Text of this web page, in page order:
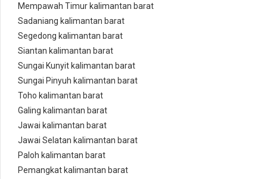
Mempawah Timur kalimantan barat
Sadaniang kalimantan barat
Segedong kalimantan barat
Siantan kalimantan barat
Sungai Kunyit kalimantan barat
Sungai Pinyuh kalimantan barat
Toho kalimantan barat
Galing kalimantan barat
Jawai kalimantan barat
Jawai Selatan kalimantan barat
Paloh kalimantan barat
Pemangkat kalimantan barat